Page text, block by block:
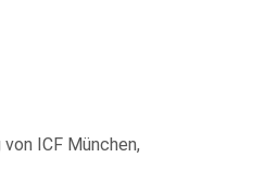
ICF München,